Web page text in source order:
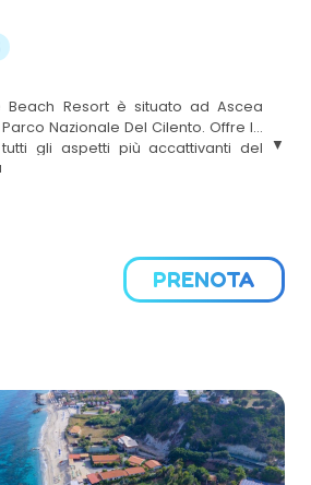
Beach Resort è situato ad Ascea
Nazionale Del Cilento. Offre la
gli aspetti più accattivanti del
suggestivi scavi archeologici di
soli 350 metri, alle indimenticabili
contornate da un mare
da molti anni dalla Bandiera Blu.
PRENOTA